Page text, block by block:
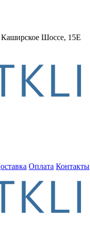
Шоссе, 15Е
Оплата Контакты